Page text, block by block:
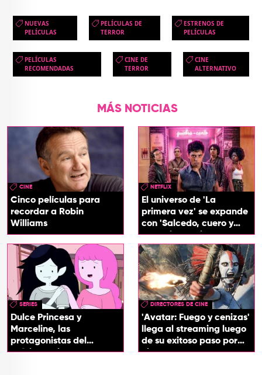
NUEVAS
PELÍCULAS
PELÍCULAS DE
TERROR
ESTRENOS DE
PELÍCULAS
PELÍCULAS
RECOMENDADAS
CINE DE
TERROR
CINE
ALTERNATIVO
MÁS NOTICIAS
CINE
Cinco películas para
recordar a Robin
Williams
NETFLIX
El universo de 'La
primera vez' se expande
con 'Salcedo, cuero y
boogaloo', spin off
SERIES
Dulce Princesa y
Marceline, las
protagonistas del
próximo spin-off de 'Hora
DIRECTORES DE CINE
'Avatar: Fuego y cenizas'
llega al streaming luego
de su exitoso paso por
cines